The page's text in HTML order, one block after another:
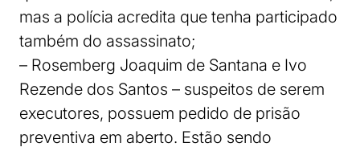
mas a polícia acredita que tenha participado
também do assassinato;
– Rosemberg Joaquim de Santana e Ivo
Rezende dos Santos – suspeitos de serem
executores, possuem pedido de prisão
preventiva em aberto. Estão sendo